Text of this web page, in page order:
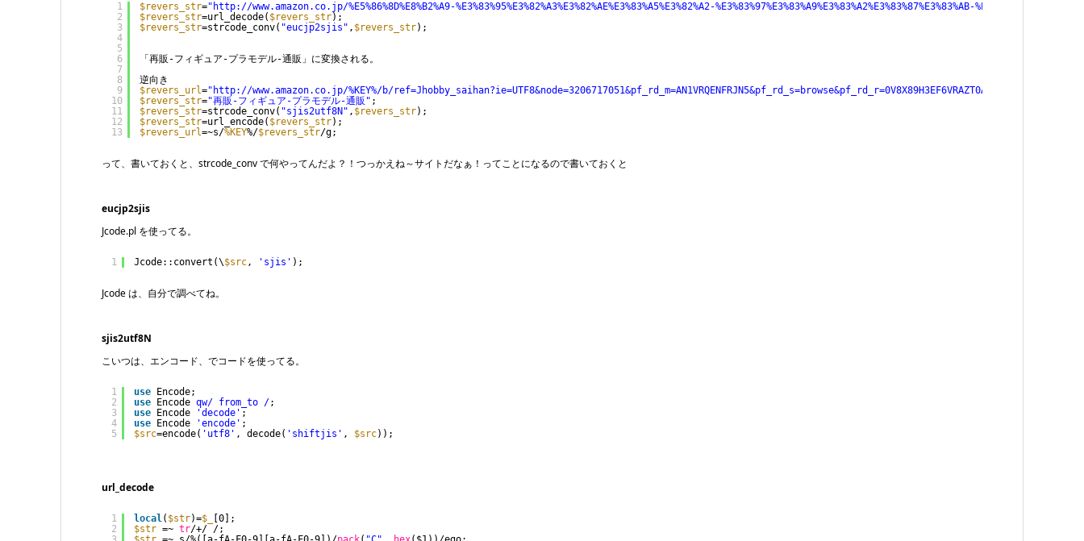
1
2
3
4
5
6
7
8
9
10
11
12
13
$revers_str=" http://www.amazon.co.jp/%E5%86%8D%E8%B2%A9-%E3%83%95%E3%82%A3%E3%82%AE%E3%83%A5%E3%82%A2-%E3%83%97%E3%83%A9%E3%83%A2%E3%83%87%E3%83%AB-
$revers_str=url_decode( $revers_str);
$revers_str=strcode_conv( "eucjp2sjis" , $revers_str);
「再販-フィギュア-プラモデル-通販」に変換される。
逆向き
$revers_url=" http://www.amazon.co.jp/%KEY%/b/
$revers_str="再販-フィギュア-プラモデル-通販" ;
$revers_str=strcode_conv( "sjis2utf8N" , $revers_str);
$revers_str=url_encode( $revers_str);
$revers_url=~s/%KEY%/$revers_str/g;
って、書いておくと、strcode_conv で何やってんだよ？！つっかえね～サイトだなぁ！ってことになるので書いておくと
eucjp2sjis
Jcode.pl を使ってる。
1 Jcode::convert(\$src, 'sjis' );
Jcode は、自分で調べてね。
sjis2utf8N
こいつは、エンコード、でコードを使ってる。
1
2
3
4
5
use
Encode;
use
Encode qw/ from_to /;
use
Encode 'decode' ;
use
Encode 'encode' ;
$src=encode( 'utf8' , decode( 'shiftjis' , $src));
url_decode
1
2
local( $str)=$_
[0];
$str =~ tr/+/ /;